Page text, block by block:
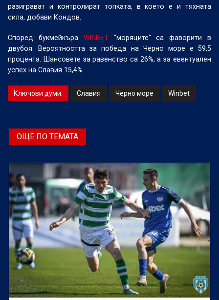
разиграват и контролират топката, в което е и тяхната
сила, добави Кондов.
Според букмейкъра WINBET"моряците" са фаворити в
двубоя. Вероятността за победа на Черно море е 59,5
процента. Шансовете за равенство са 26%, а за евентуален
успех на Славия 15,4%.
Ключови думи: Славия Черно море Winbet
ОЩЕ ПО ТЕМАТА